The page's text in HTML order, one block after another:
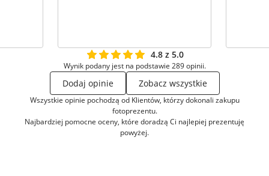
4.8 z 5.0
Wynik podany jest na podstawie 289 opinii.
Dodaj opinie Zobacz wszystkie
Wszystkie opinie pochodzą od Klientów, którzy dokonali zakupu
fotoprezentu.
Najbardziej pomocne oceny, które doradzą Ci najlepiej prezentuję
powyżej.